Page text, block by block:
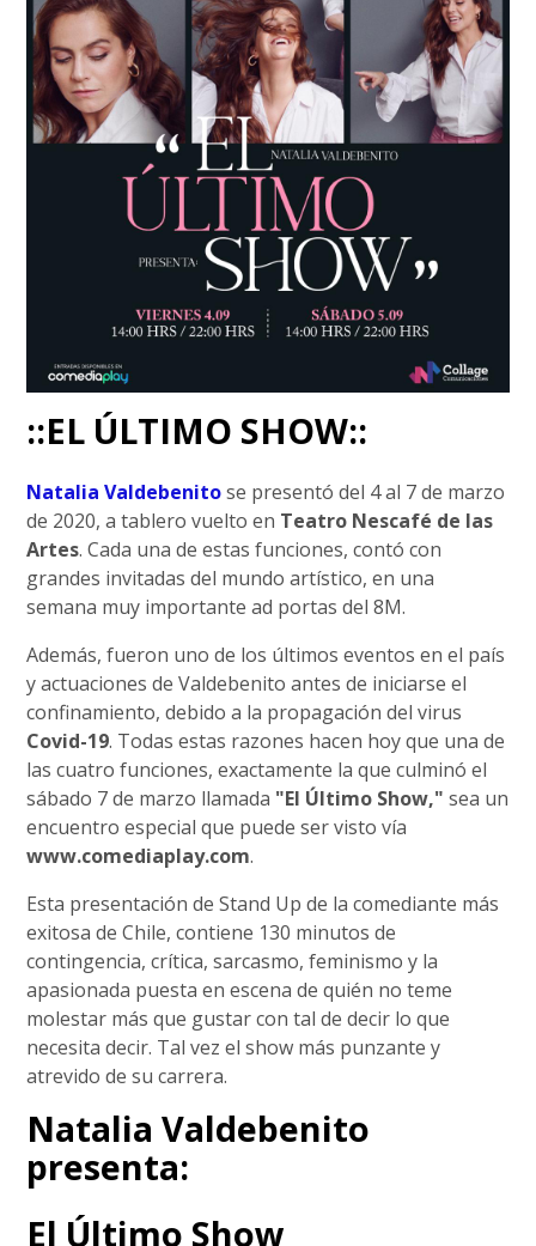
::EL ÚLTIMO SHOW::
Natalia Valdebenitose presentó del 4 al 7 de marzo
de 2020, a tablero vuelto en Teatro Nescafé de las
Artes. Cada una de estas funciones, contó con
grandes invitadas del mundo artístico, en una
semana muy importante ad portas del 8M.
Además, fueron uno de los últimos eventos en el país
y actuaciones de Valdebenito antes de iniciarse el
confinamiento, debido a la propagación del virus
Covid-19. Todas estas razones hacen hoy que una de
las cuatro funciones, exactamente la que culminó el
sábado 7 de marzo llamada "El Último Show," sea un
encuentro especial que puede ser visto vía
www.comediaplay.com.
Esta presentación de Stand Up de la comediante más
exitosa de Chile, contiene 130 minutos de
contingencia, crítica, sarcasmo, feminismo y la
apasionada puesta en escena de quién no teme
molestar más que gustar con tal de decir lo que
necesita decir. Tal vez el show más punzante y
atrevido de su carrera.
Natalia Valdebenito
presenta:
El Último Show